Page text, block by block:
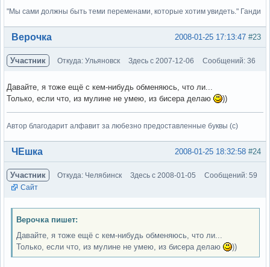
"Мы сами должны быть теми переменами, которые хотим увидеть." Ганди
Вне форума #23
2008-01-25 17:13:47
Верочка
Участник Откуда: Ульяновск Здесь с 2007-12-06 Сообщений: 36
Давайте, я тоже ещё с кем-нибудь обменяюсь, что ли...
Только, если что, из мулине не умею, из бисера делаю
))
Автор благодарит алфавит за любезно предоставленные буквы (с)
Вне форума #24
2008-01-25 18:32:58
ЧЕшка
Участник Откуда: Челябинск Здесь с 2008-01-05
Сообщений: 59
Сайт
Верочка пишет:
Давайте, я тоже ещё с кем-нибудь обменяюсь, что ли...
Только, если что, из мулине не умею, из бисера делаю
))